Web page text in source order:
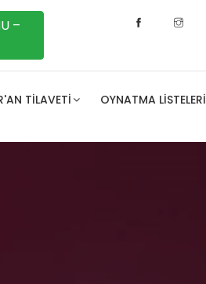
–
TILAVETI OYNATMA LISTELERI